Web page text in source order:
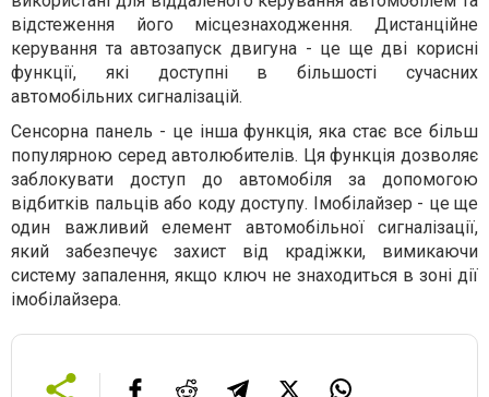
відстеження його місцезнаходження. Дистанційне
керування та автозапуск двигуна - це ще дві корисні
функції, які доступні в більшості сучасних
автомобільних сигналізацій.
Сенсорна панель - це інша функція, яка стає все більш
популярною серед автолюбителів. Ця функція дозволяє
заблокувати доступ до автомобіля за допомогою
відбитків пальців або коду доступу. Імобілайзер - це ще
один важливий елемент автомобільної сигналізації,
який забезпечує захист від крадіжки, вимикаючи
систему запалення, якщо ключ не знаходиться в зоні дії
імобілайзера.